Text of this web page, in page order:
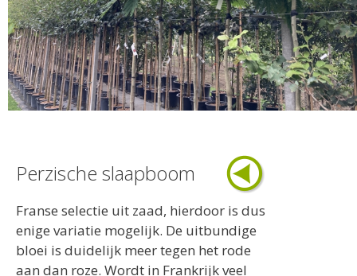
Perzische slaapboom
Franse selectie uit zaad, hierdoor is dus
enige variatie mogelijk. De uitbundige
bloei is duidelijk meer tegen het rode
aan dan roze. Wordt in Frankrijk veel